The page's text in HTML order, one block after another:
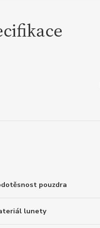
pouzdra
lunety